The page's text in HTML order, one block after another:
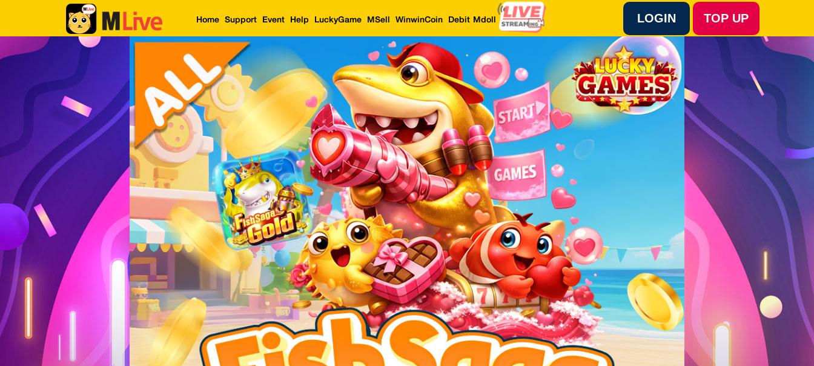
Home
LuckyGame
WinwinCoin
Mdoll
Help
Support
Language
Log in
Home Support Event Help LuckyGame MSell WinwinCoin Debit Mdoll TOP UP
LOGIN
Language :